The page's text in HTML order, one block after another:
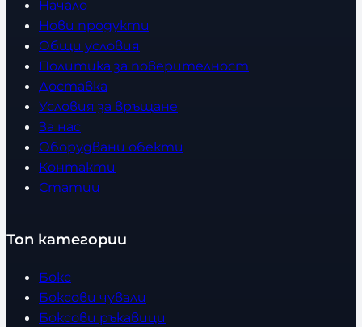
Начало
Нови продукти
Общи условия
Политика за поверителност
Доставка
Условия за връщане
За нас
Оборудвани обекти
Контакти
Статии
Топ категории
Бокс
Боксови чували
Боксови ръкавици